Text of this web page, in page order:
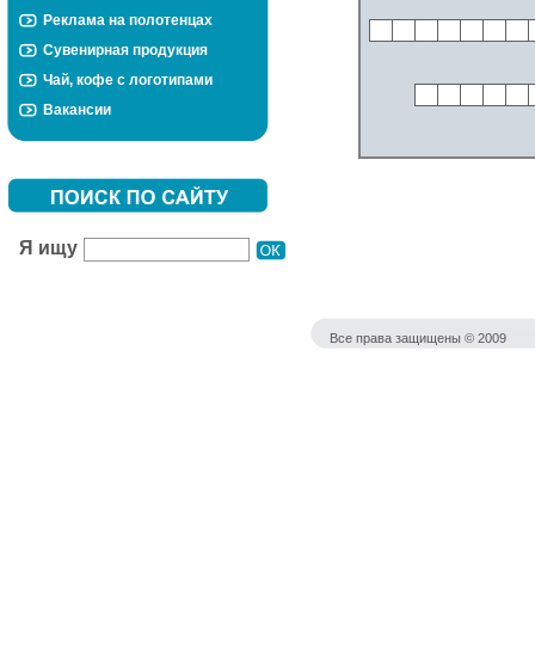
Реклама на полотенцах
Сувенирная продукция
Чай, кофе с логотипами
Вакансии
Я ищу
Все права защищены © 2009